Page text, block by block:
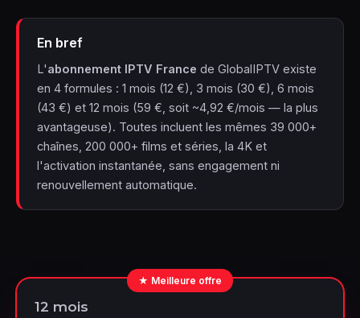
En bref
L'abonnement IPTV France de GlobalIPTV existe
en 4 formules : 1 mois (12 €), 3 mois (30 €), 6 mois
(43 €) et 12 mois (59 €, soit ~4,92 €/mois — la plus
avantageuse). Toutes incluent les mêmes 39 000+
chaînes, 200 000+ films et séries, la 4K et
l'activation instantanée, sans engagement ni
renouvellement automatique.
★ Meilleure offre
12 mois